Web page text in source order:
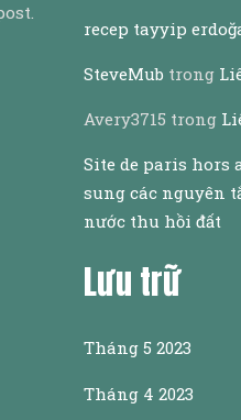
recep tayyip
SteveMub trong
Avery3715 trong
Site de paris hors
sung các nguyên
nước thu hồi đất
Lưu trữ
Tháng 5 2023
Tháng 4 2023